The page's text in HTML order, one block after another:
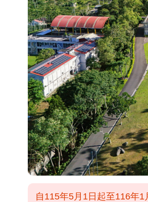
自115年5月1日起至116年1